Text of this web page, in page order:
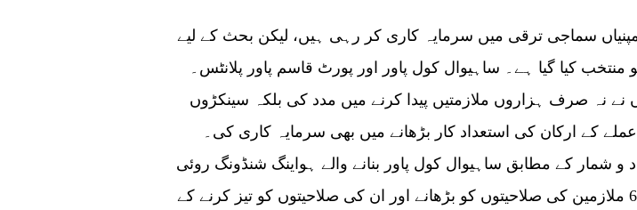
سماجی ترقی میں سرمایہ کاری کر رہی ہیں، لیکن بحث کے لیے
کیا گیا ہے۔ ساہیوال کول پاور اور پورٹ قاسم پاور پلانٹس۔
نے نہ صرف ہزاروں ملازمتیں پیدا کرنے میں مدد کی بلکہ سینکڑوں
عملے کے ارکان کی استعداد کار بڑھانے میں بھی سرمایہ کاری کی۔
و شمار کے مطابق ساہیوال کول پاور بنانے والے ہواینگ شنڈونگ روئی
گروپ نے 622 ملازمین کی صلاحیتوں کو بڑھانے اور ان کی صلاحیتوں کو تیز کرنے کے